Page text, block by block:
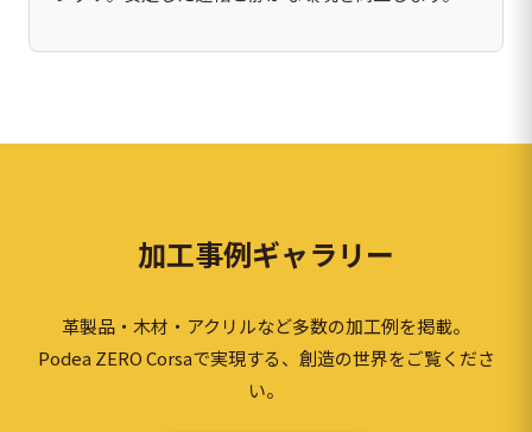
加工事例ギャラリー
革製品・木材・アクリルなど多数の加工例を掲載。
Podea ZERO Corsaで実現する、創造の世界をご覧くださ
い。